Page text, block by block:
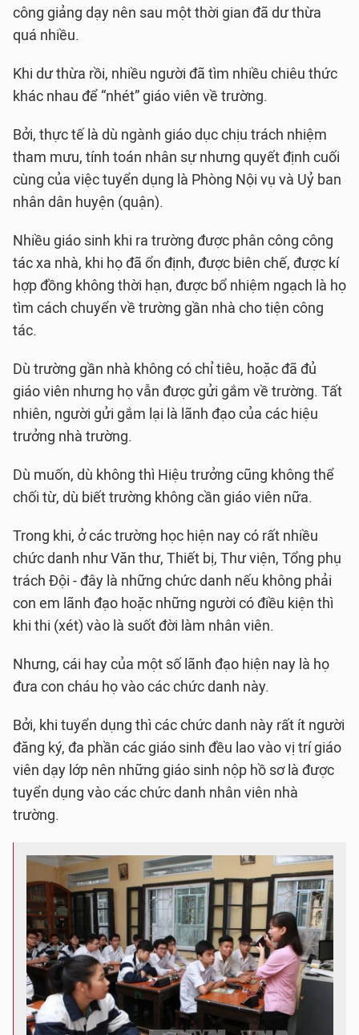
công giảng dạy nên sau một thời gian đã dư thừa
quá nhiều.
Khi dư thừa rồi, nhiều người đã tìm nhiều chiêu thức
khác nhau để “nhét” giáo viên về trường.
Bởi, thực tế là dù ngành giáo dục chịu trách nhiệm
tham mưu, tính toán nhân sự nhưng quyết định cuối
cùng của việc tuyển dụng là Phòng Nội vụ và Uỷ ban
nhân dân huyện (quận).
Nhiều giáo sinh khi ra trường được phân công công
tác xa nhà, khi họ đã ổn định, được biên chế, được kí
hợp đồng không thời hạn, được bổ nhiệm ngạch là họ
tìm cách chuyển về trường gần nhà cho tiện công
tác.
Dù trường gần nhà không có chỉ tiêu, hoặc đã đủ
giáo viên nhưng họ vẫn được gửi gắm về trường. Tất
nhiên, người gửi gắm lại là lãnh đạo của các hiệu
trưởng nhà trường.
Dù muốn, dù không thì Hiệu trưởng cũng không thể
chối từ, dù biết trường không cần giáo viên nữa.
Trong khi, ở các trường học hiện nay có rất nhiều
chức danh như Văn thư, Thiết bị, Thư viện, Tổng phụ
trách Đội - đây là những chức danh nếu không phải
con em lãnh đạo hoặc những người có điều kiện thì
khi thi (xét) vào là suốt đời làm nhân viên.
Nhưng, cái hay của một số lãnh đạo hiện nay là họ
đưa con cháu họ vào các chức danh này.
Bởi, khi tuyển dụng thì các chức danh này rất ít người
đăng ký, đa phần các giáo sinh đều lao vào vị trí giáo
viên dạy lớp nên những giáo sinh nộp hồ sơ là được
tuyển dụng vào các chức danh nhân viên nhà
trường.